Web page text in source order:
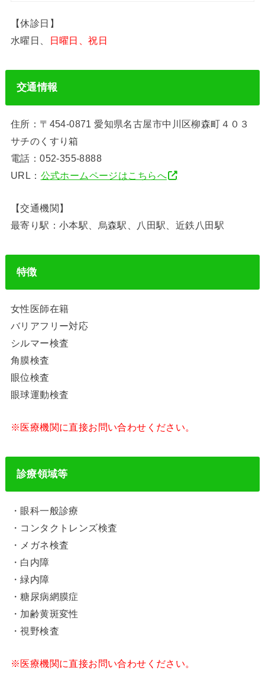
【休診日】
水曜日、
日曜日、祝日
交通情報
住所：〒454-0871 愛知県名古屋市中川区柳森町４０３
サチのくすり箱
電話：052-355-8888
URL： 公式ホームページはこちらへ
【交通機関】
最寄り駅：小本駅、烏森駅、八田駅、近鉄八田駅
特徴
女性医師在籍
バリアフリー対応
シルマー検査
角膜検査
眼位検査
眼球運動検査
※医療機関に直接お問い合わせください。
診療領域等
・眼科一般診療
・コンタクトレンズ検査
・メガネ検査
・白内障
・緑内障
・糖尿病網膜症
・加齢黄斑変性
・視野検査
※医療機関に直接お問い合わせください。